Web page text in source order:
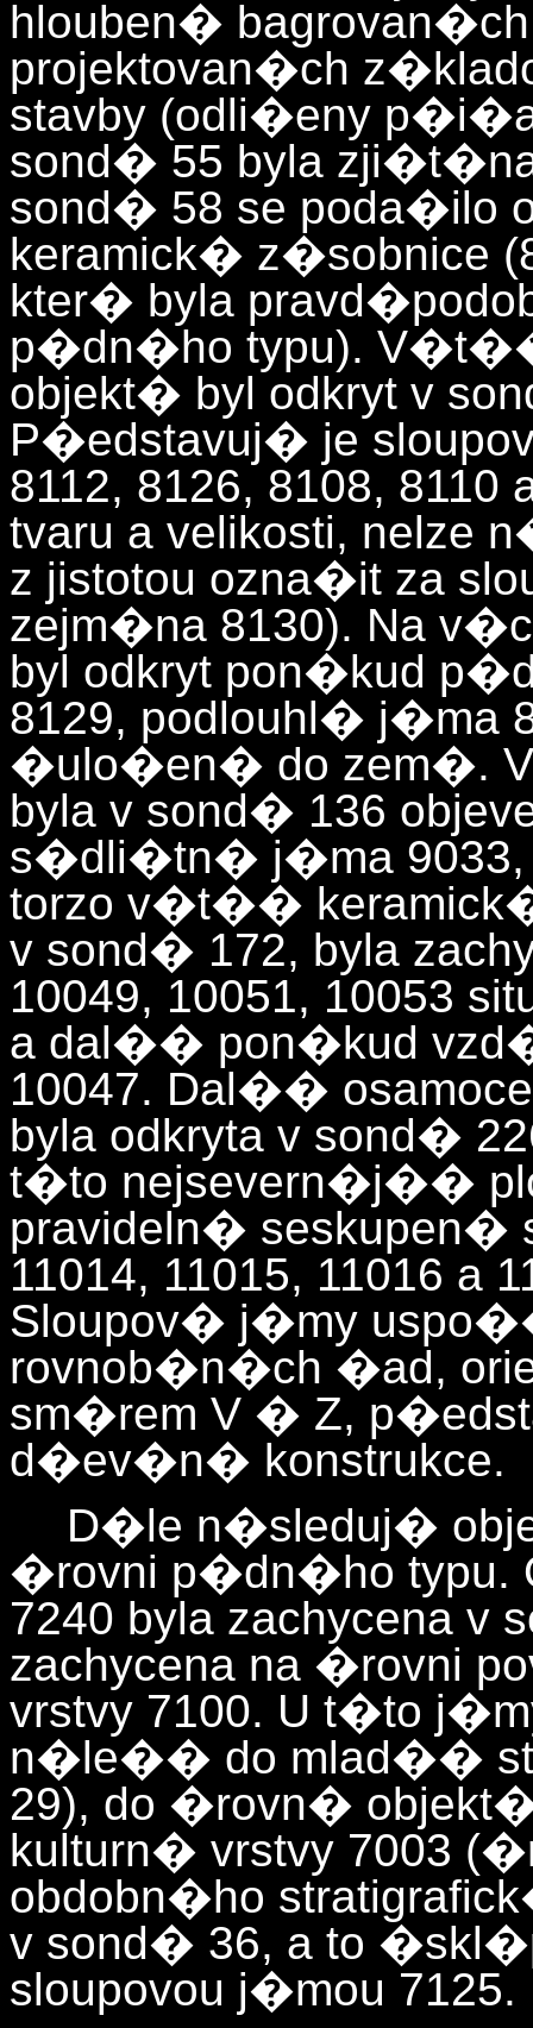
hlouben�
projektovan�ch
stavby (odli�eny
sond� 55 byla
sond� 58 se
keramick� z�sobnice
kter� byla
p�dn�ho typu).
objekt� byl odkryt v
P�edstavuj� je
8112, 8126, 8108,
tvaru a velikosti, nelze
z jistotou ozna�it za
zejm�na 8130). Na
byl odkryt pon�kud
8129, podlouhl� j�ma
�ulo�en� do zem�.
byla v sond� 136
s�dli�tn� j�ma 9033,
torzo v�t��
v sond� 172, byla
10049, 10051, 10053
a dal�� pon�kud
10047. Dal��
byla odkryta v sond�
t�to nejsevern�j��
pravideln� seskupen�
11014, 11015, 11016 a
Sloupov� j�my
rovnob�n�ch �ad,
sm�rem V � Z,
d�ev�n� konstrukce.
D�le n�sleduj�
�rovni p�dn�ho typu.
7240 byla zachycena v
zachycena na �rovni
vrstvy 7100. U t�to
n�le�� do mlad��
29), do �rovn�
kulturn� vrstvy 7003
obdobn�ho
v sond� 36, a to
sloupovou j�mou